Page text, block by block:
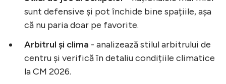
sunt defensive și pot închide bine spațiile, așa
că nu paria doar pe favorite.
Arbitrul și clima - analizează stilul arbitrului de
centru și verifică în detaliu condițiile climatice
la CM 2026.